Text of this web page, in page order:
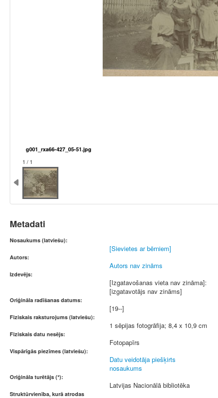
g001_rxa66-427_05-51.jpg
1 / 1
Metadati
Nosaukums (latviešu):
[Sievietes ar bērniem]
Autors:
Autors nav zināms
Izdevējs:
[Izgatavošanas vieta nav zināma]:
[izgatavotājs nav zināms]
Oriģināla radīšanas datums:
[19--]
Fiziskais raksturojums (latviešu):
1 sēpijas fotogrāfija; 8,4 x 10,9 cm
Fiziskais datu nesējs:
Fotopapīrs
Vispārīgās piezīmes (latviešu):
Datu veidotāja piešķirts
nosaukums
Oriģināla turētājs (*):
Latvijas Nacionālā bibliotēka
Struktūrvienība, kurā atrodas